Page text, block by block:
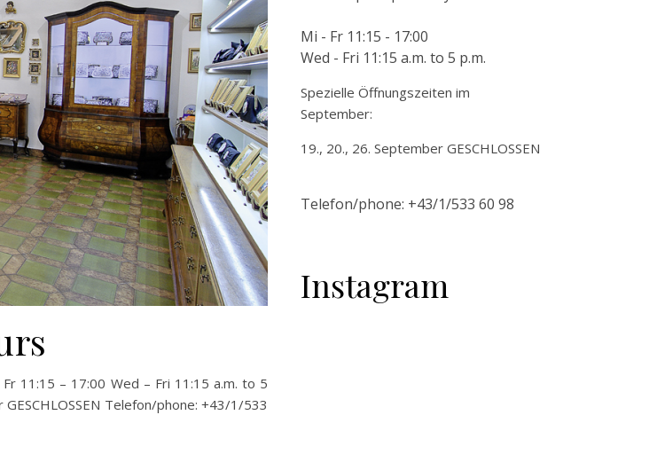
11:15 – 17:00 Wed – Fri 11:15 a.m. to 5
Telefon/phone: +43/1/533
Mi - Fr 11:15 - 17:00
Wed - Fri 11:15 a.m. to 5 p.m.
Spezielle Öffnungszeiten im
September:
19., 20., 26. September GESCHLOSSEN
Telefon/phone: +43/1/533 60 98
Instagram